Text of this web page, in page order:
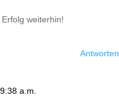
weiterhin!
Antworten
a.m.